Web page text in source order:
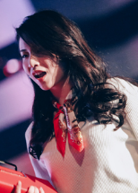
ภาษาไทย
tiéng Viêt
Bahasa Indonesia